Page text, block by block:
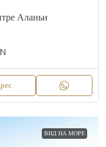
Аланьи
ВИД НА МОРЕ